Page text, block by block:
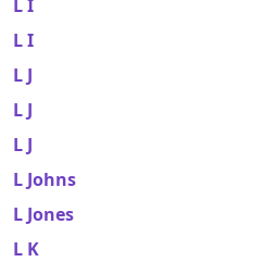
L I
L I
L J
L J
L J
L Johns
L Jones
L K